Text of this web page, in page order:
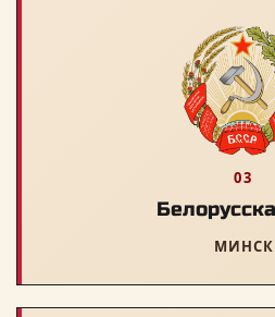
03
МИНСК